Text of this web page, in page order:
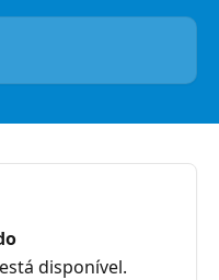
disponível.